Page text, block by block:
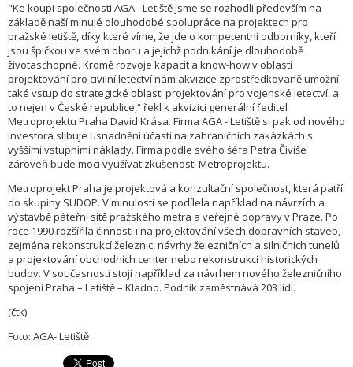
"Ke koupi společnosti AGA - Letiště jsme se rozhodli především na
základě naší minulé dlouhodobé spolupráce na projektech pro
pražské letiště, díky které víme, že jde o kompetentní odborníky, kteří
jsou špičkou ve svém oboru a jejichž podnikání je dlouhodobě
životaschopné. Kromě rozvoje kapacit a know-how v oblasti
projektování pro civilní letectví nám akvizice zprostředkovaně umožní
také vstup do strategické oblasti projektování pro vojenské letectví, a
to nejen v České republice,“ řekl k akvizici generální ředitel
Metroprojektu Praha David Krása. Firma AGA - Letiště si pak od nového
investora slibuje usnadnění účasti na zahraničních zakázkách s
vyššími vstupními náklady. Firma podle svého šéfa Petra Čiviše
zároveň bude moci využívat zkušenosti Metroprojektu.
Metroprojekt Praha je projektová a konzultační společnost, která patří
do skupiny SUDOP. V minulosti se podílela například na návrzích a
výstavbě páteřní sítě pražského metra a veřejné dopravy v Praze. Po
roce 1990 rozšířila činnosti i na projektování všech dopravních staveb,
zejména rekonstrukcí železnic, návrhy železničních a silničních tunelů
a projektování obchodních center nebo rekonstrukcí historických
budov. V současnosti stojí například za návrhem nového železničního
spojení Praha – Letiště – Kladno. Podnik zaměstnává 203 lidí.
(čtk)
Foto: AGA- Letiště